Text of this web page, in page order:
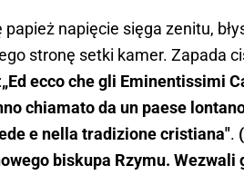
napięcie sięga zenitu,
stronę setki kamer. Zapada
„Ed ecco che gli Eminentissimi
chiamato da un paese
e nella tradizione cristiana".
biskupa Rzymu.